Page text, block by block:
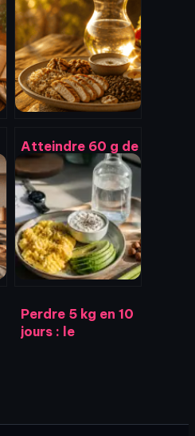
Atteindre 60 g de
protéines par jour
: stratégies de
répartition et
menus types
Perdre 5 kg en 10
jours : le